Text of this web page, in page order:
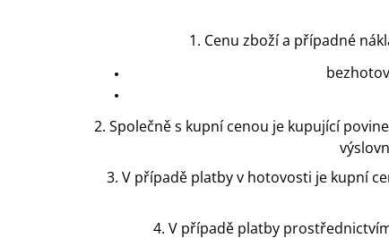
1. Cenu zboží a případné
2. Společně s kupní cenou je kupující
3. V případě platby v hotovosti je kupní
4. V případě platby